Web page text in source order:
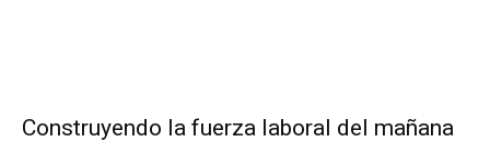
Construyendo la fuerza laboral del mañana